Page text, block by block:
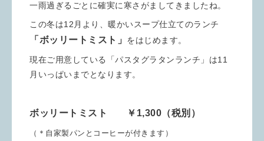
一雨過ぎるごとに確実に寒さがましてきましたね。
この冬は12月より、暖かいスープ仕立てのランチ
「ボッリートミスト」 をはじめます。
現在ご用意している「パスタグラタンランチ」は11
月いっぱいまでとなります。
ボッリートミスト ￥1,300（税別）
（＊自家製パンとコーヒーが付きます）